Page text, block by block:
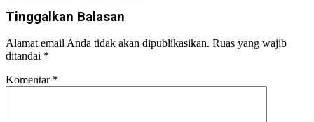
Tinggalkan Balasan
Alamat email Anda tidak akan dipublikasikan. Ruas yang wajib
ditandai *
Komentar *